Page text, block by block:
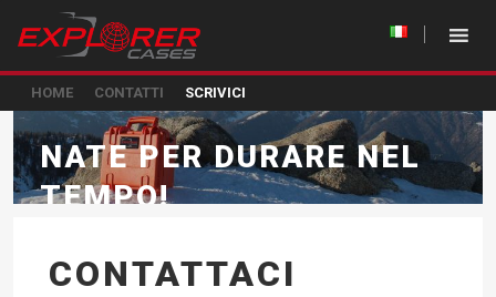
HOME CONTATTI SCRIVICI
NATE PER DURARE NEL
TEMPO!
CONTATTACI